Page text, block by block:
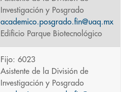
Investigación y Posgrado
academico.posgrado.fin@uaq.mx
Edificio Parque Biotecnológico
Fijo: 6023
Asistente de la División de
Investigación y Posgrado